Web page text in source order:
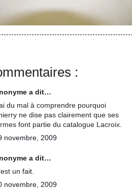
:
a dit…
du mal à comprendre pourquoi
ne dise pas clairement que ses
font partie du catalogue Lacroix.
novembre, 2009
a dit…
un fait.
novembre, 2009